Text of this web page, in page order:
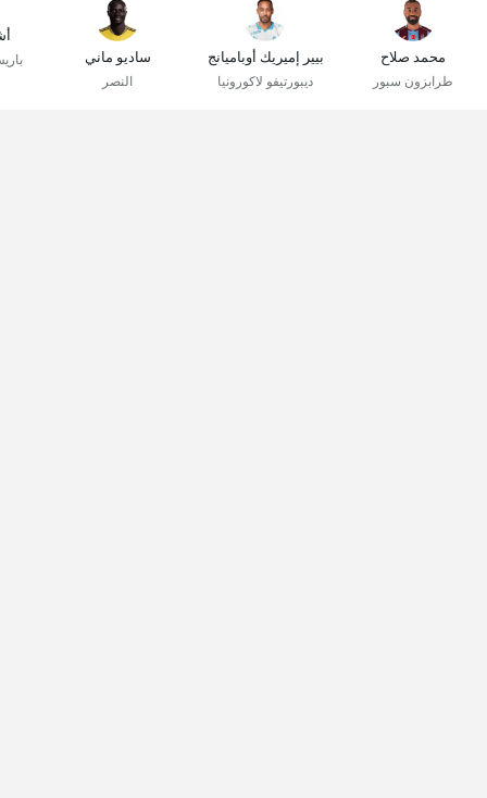
محمد صلاح
طرابزون سبور
بيير إميريك أوباميانج
ديبورتيفو لاكورونيا
ساديو ماني
النصر